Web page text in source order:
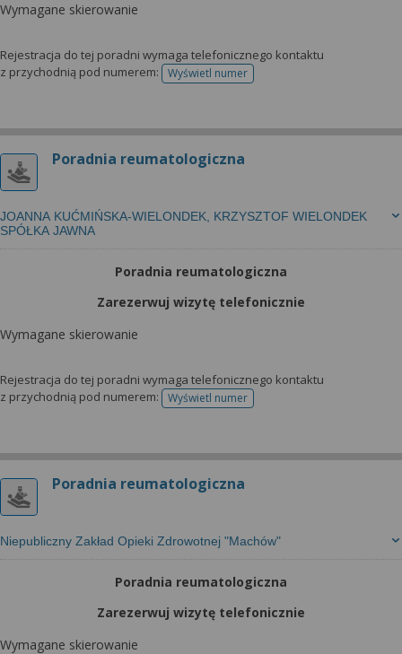
Wymagane skierowanie
Rejestracja do tej poradni wymaga telefonicznego kontaktu
z przychodnią pod numerem:
Wyświetl numertelefonu do rejestracji
Poradnia reumatologiczna
JOANNA KUĆMIŃSKA-WIELONDEK, KRZYSZTOF WIELONDEK
SPÓŁKA JAWNA
Poradnia reumatologiczna
Zarezerwuj wizytę telefonicznie
Wymagane skierowanie
Rejestracja do tej poradni wymaga telefonicznego kontaktu
z przychodnią pod numerem:
Wyświetl numertelefonu do rejestracji
Poradnia reumatologiczna
Niepubliczny Zakład Opieki Zdrowotnej "Machów"
Poradnia reumatologiczna
Zarezerwuj wizytę telefonicznie
Wymagane skierowanie